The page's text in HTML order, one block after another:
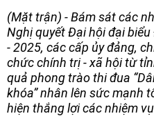
(Mặt trận) - Bám sát các
Nghị quyết Đại hội đại
- 2025, các cấp ủy đảng,
chức chính trị - xã hội từ
quả phong trào thi đua
khóa” nhân lên sức mạnh
hiện thắng lợi các nhiệm